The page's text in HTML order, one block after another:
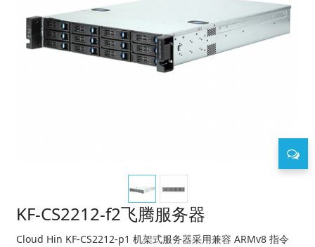
KF-CS2212-f2飞腾服务器
Cloud Hin KF-CS2212-p1 机架式服务器采用兼容 ARMv8 指令